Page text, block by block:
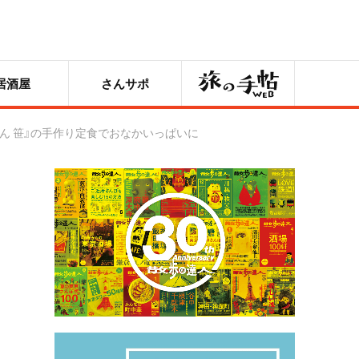
酒屋 さんサポ 旅の手帖
笹』の手作り定食でおなかいっぱいに